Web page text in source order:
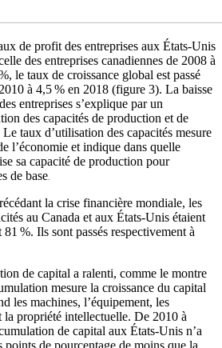
de profit des entreprises aux États-Unis
des entreprises canadiennes de 2008 à
le taux de croissance global est passé
à 4,5 % en 2018 (figure 3). La baisse
entreprises s’explique par un
des capacités de production et de
taux d’utilisation des capacités mesure
l’économie et indique dans quelle
sa capacité de production pour
de base
la crise financière mondiale, les
au Canada et aux États-Unis étaient
%. Ils sont passés respectivement à
de capital a ralenti, comme le montre
mesure la croissance du capital
les machines, l’équipement, les
la propriété intellectuelle. De 2010 à
de capital aux États-Unis n’a
points de pourcentage de moins que la